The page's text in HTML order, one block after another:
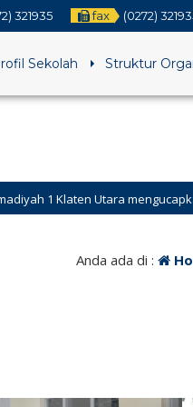
321935 fax (0272)
Sekolah Struktur
mengucapkan Selamat
Anda ada di :